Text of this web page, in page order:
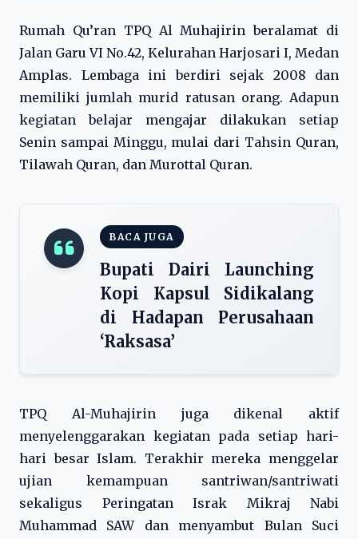
Rumah Qu’ran TPQ Al Muhajirin beralamat di
Jalan Garu VI No.42, Kelurahan Harjosari I, Medan
Amplas. Lembaga ini berdiri sejak 2008 dan
memiliki jumlah murid ratusan orang. Adapun
kegiatan belajar mengajar dilakukan setiap
Senin sampai Minggu, mulai dari Tahsin Quran,
Tilawah Quran, dan Murottal Quran.
BACA JUGA
Bupati Dairi Launching
Kopi Kapsul Sidikalang
di Hadapan Perusahaan
‘Raksasa’
TPQ Al-Muhajirin juga dikenal aktif
menyelenggarakan kegiatan pada setiap hari-
hari besar Islam. Terakhir mereka menggelar
ujian kemampuan santriwan/santriwati
sekaligus Peringatan Israk Mikraj Nabi
Muhammad SAW dan menyambut Bulan Suci